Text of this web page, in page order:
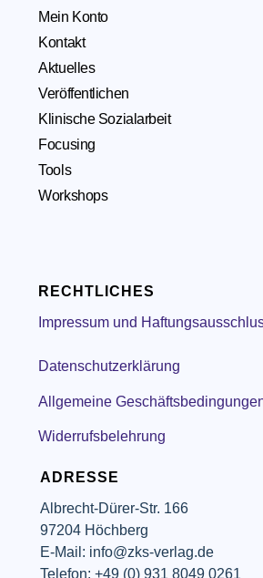
ADRESSE
Albrecht-Dürer-Str. 166
97204 Höchberg
E-Mail: info@zks-verlag.de
Telefon: +49 (0) 931 8049 0261
RECHTLICHES
Impressum und
Datenschutzerklärung
Allgemeine
Widerrufsbelehrung
Mein Konto
Kontakt
Aktuelles
Veröffentlichen
Klinische Sozialarbeit
Focusing
Tools
Workshops